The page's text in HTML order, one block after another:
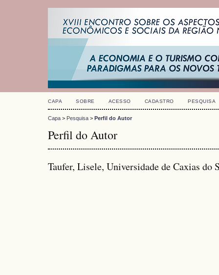
CAPA SOBRE ACESSO CADASTRO PESQUISA
Capa > Pesquisa > Perfil do Autor
Perfil do Autor
Taufer, Lisele, Universidade de Caxias do